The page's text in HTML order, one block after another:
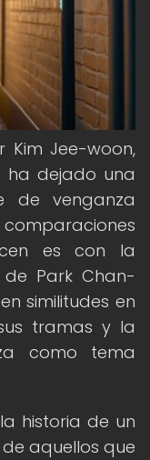
Kim Jee-woon,
ha dejado una
de venganza
es con la
Park Chan-
similitudes en
tramas y la
como tema
historia de un
aquellos que